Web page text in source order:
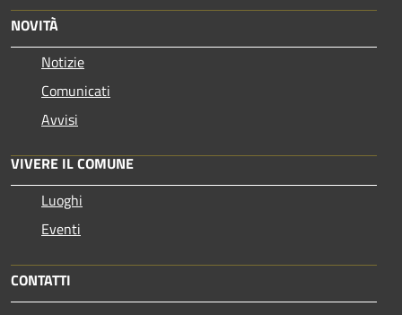
NOVITÀ
Notizie
Comunicati
Avvisi
VIVERE IL COMUNE
Luoghi
Eventi
CONTATTI